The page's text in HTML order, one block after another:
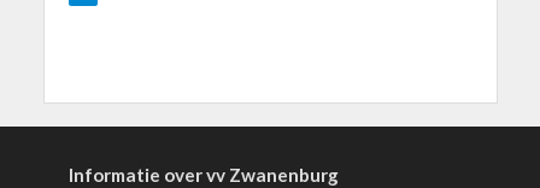
Informatie over vv Zwanenburg